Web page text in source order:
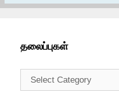
தலைப்புகள்
தலைப்புகள்